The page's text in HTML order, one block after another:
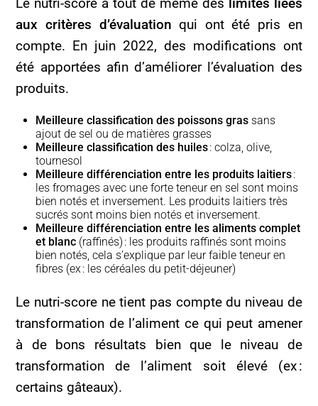
aux critères d’évaluation qui ont été pris en
compte. En juin 2022, des modifications ont
été apportées afin d’améliorer l’évaluation des
produits.
Meilleure classification des poissons gras sans
ajout de sel ou de matières grasses
Meilleure classification des huiles: colza, olive,
tournesol
Meilleure différenciation entre les produits laitiers:
les fromages avec une forte teneur en sel sont moins
bien notés et inversement. Les produits laitiers très
sucrés sont moins bien notés et inversement.
Meilleure différenciation entre les aliments complet
et blanc (raffinés) : les produits raffinés sont moins
bien notés, cela s’explique par leur faible teneur en
fibres (ex : les céréales du petit-déjeuner)
Le nutri-score ne tient pas compte du niveau de
transformation de l’aliment ce qui peut amener
à de bons résultats bien que le niveau de
transformation de l’aliment soit élevé (ex :
certains gâteaux).